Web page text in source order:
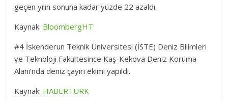
geçen yılın sonuna kadar yüzde 22 azaldı.
Kaynak: BloombergHT
#4 İskenderun Teknik Üniversitesi (İSTE) Deniz Bilimleri
ve Teknoloji Fakültesince Kaş-Kekova Deniz Koruma
Alanı’nda deniz çayırı ekimi yapıldı.
Kaynak: HABERTURK